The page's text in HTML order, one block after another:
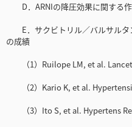
D．ARNIの降圧効果に関する
E．サクビトリル／バルサルタ
の成績
（1）Ruilope LM, et al. Lancet,
（2）Kario K, et al.
（3）Ito S, et al. Hypertens